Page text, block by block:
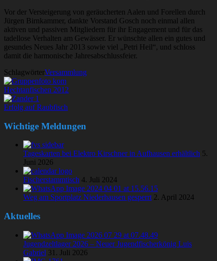
Vor der Versteigerung von geräucherten Aalen und Forellen durch
Jürgen Birnkammer, dankte Vorstand Gosch noch einmal allen
aktiven und passiven Mitgliedern für ihr Engagement und für das
tadellose Verhalten am Gewässer. Er wünschte allen ein gutes und
gesundes Neues Jahr 2013 sowie viel „Petri Heil“, und schloss
damit die harmonische Jahresabschlussfeier.
SchlagwörterVersammlung
Hechtanfischen 2012
Erfolg auf Raubfisch
Wichtige Meldungen
Tageskarten bei Elektro Kirschner in Aufhausen erhältlich 5.
Juni 2026
Fischerstammtisch 4. Juli 2024
Weg am Sportplatz Niederhausen gesperrt 2. April 2024
Aktuelles
Jugendzeltlager 2026 – Neuer Jugendfischerkönig Luis
Gabriel 31. Juli 2026